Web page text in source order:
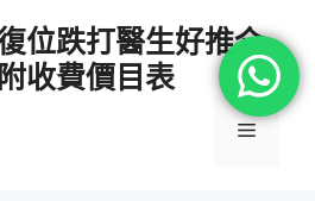
位跌打醫生好推介
收費價目表
選